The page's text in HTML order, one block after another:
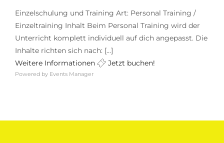
Einzelschulung und Training Art: Personal Training /
Einzeltraining Inhalt Beim Personal Training wird der
Unterricht komplett individuell auf dich angepasst. Die
Inhalte richten sich nach: [...]
Weitere Informationen
Jetzt buchen!
Powered by Events Manager